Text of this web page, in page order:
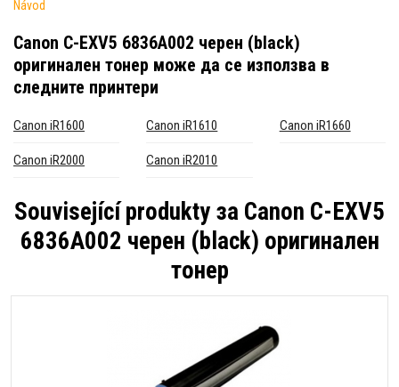
Návod
Canon C-EXV5 6836A002 черен (black)
оригинален тонер може да се използва в
следните принтери
Canon iR1600 Canon iR1610 Canon iR1660
Canon iR2000 Canon iR2010
Související produkty за Canon C-EXV5
6836A002 черен (black) оригинален
тонер